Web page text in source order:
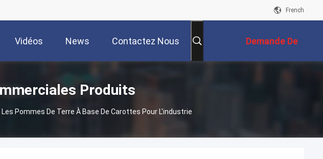
French
Vidéos News Contactez Nous Demande De
Soumission
Produits
Pommes De Terre À Base De Carottes Pour L'industrie